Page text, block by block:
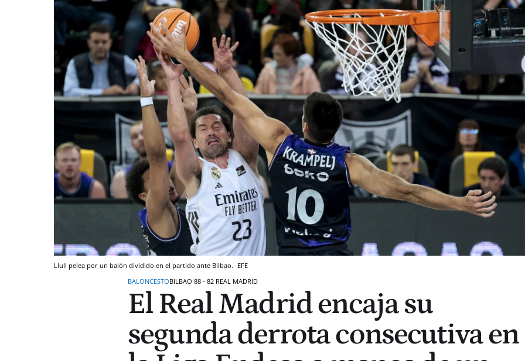
Llull pelea por un balón dividido en el partido ante Bilbao. EFE
BALONCESTOBILBAO 88 - 82 REAL MADRID
El Real Madrid encaja su
segunda derrota consecutiva en